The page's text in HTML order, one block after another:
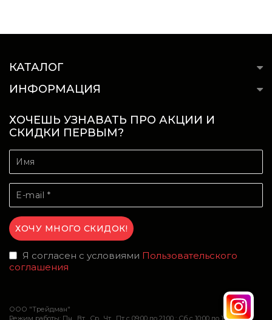
КАТАЛОГ
ИНФОРМАЦИЯ
ХОЧЕШЬ УЗНАВАТЬ ПРО АКЦИИ И
СКИДКИ ПЕРВЫМ?
Я согласен с условиями Пользовательского
соглашения
ООО "Трейдман"
Режим работы: Пн , Вт , Ср , Чт , Пт c 09:00 до 21:00 ; Сб c 10:00 до 16:00